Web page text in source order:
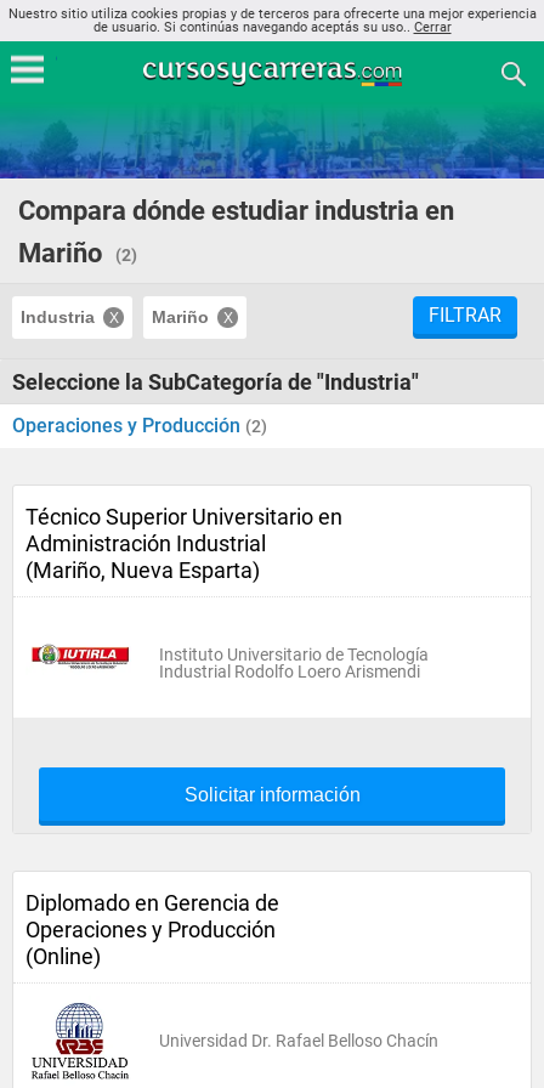
Nuestro sitio utiliza cookies propias y de terceros para ofrecerte una mejor experiencia
de usuario. Si continúas navegando aceptás su uso.. Cerrar
Compara dónde estudiar industria en
Mariño
(2)
Industria Mariño FILTRAR
Seleccione la SubCategoría de "Industria"
Operaciones y Producción (2)
Técnico Superior Universitario en
Administración Industrial
(Mariño, Nueva Esparta)
Instituto Universitario de Tecnología
Industrial Rodolfo Loero Arismendi
Solicitar información
Diplomado en Gerencia de
Operaciones y Producción
(Online)
Universidad Dr. Rafael Belloso Chacín